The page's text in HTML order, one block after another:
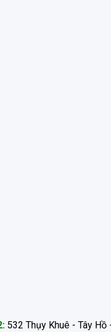
532 Thụy Khuê - Tây